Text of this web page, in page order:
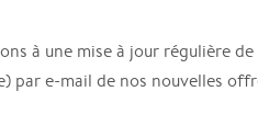
à une mise à jour régulière
par e-mail de nos nouvelles